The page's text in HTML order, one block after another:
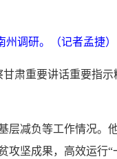
调研。（记者孟捷）
肃重要讲话重要指
减负等工作情况。
坚成果，高效运行